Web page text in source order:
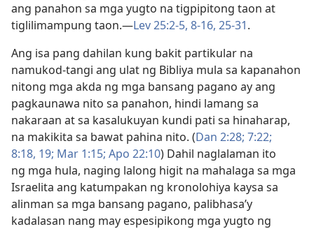
ang panahon sa mga yugto na tigpipitong taon at
tiglilimampung taon.​—Lev 25:2-5, 8-16, 25-31.
Ang isa pang dahilan kung bakit partikular na
namukod-tangi ang ulat ng Bibliya mula sa kapanahon
nitong mga akda ng mga bansang pagano ay ang
pagkaunawa nito sa panahon, hindi lamang sa
nakaraan at sa kasalukuyan kundi pati sa hinaharap,
na makikita sa bawat pahina nito. (Dan 2:28; 7:22;
8:18, 19; Mar 1:15; Apo 22:10) Dahil naglalaman ito
ng mga hula, naging lalong higit na mahalaga sa mga
Israelita ang katumpakan ng kronolohiya kaysa sa
alinman sa mga bansang pagano, palibhasa’y
kadalasan nang may espesipikong mga yugto ng